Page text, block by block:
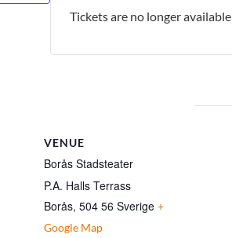
VENUE
Borås Stadsteater
P.A. Halls Terrass
Borås, 504 56 Sverige +
Google Map
Tickets are no longer available